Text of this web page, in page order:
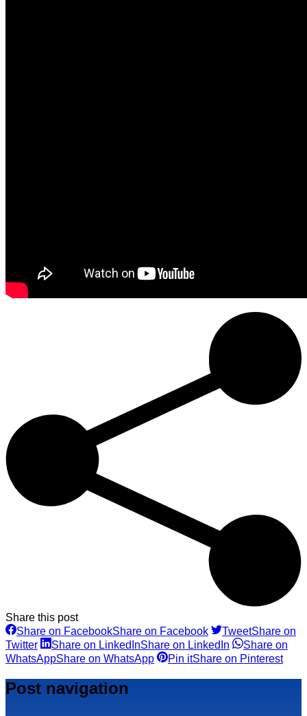
Share this post
Share on FacebookShare on Facebook TweetShare on
Twitter
Share on LinkedInShare on LinkedIn
Share on
WhatsAppShare on WhatsApp Pin itShare on Pinterest
Post navigation